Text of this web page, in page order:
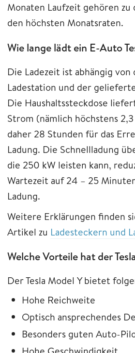
Monaten Laufzeit gehören
den höchsten Monatsraten.
Wie lange lädt ein E-Auto
Die Ladezeit ist abhängig
Ladestation und der
Die Haushaltssteckdose
Strom (nämlich höchstens
daher 28 Stunden für das
Ladung. Die Schnellladung
die 250 kW leisten kann,
Wartezeit auf 24 – 25
Ladung.
Weitere Erklärungen finden
Artikel zu Ladesteckern und
Welche Vorteile hat der
Der Tesla Model Y bietet
Hohe Reichweite
Optisch ansprechendes
Besonders guten Auto-